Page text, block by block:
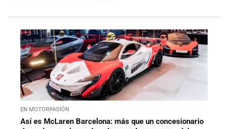
EN MOTORPASIÓN
Así es McLaren Barcelona: más que un concesionario